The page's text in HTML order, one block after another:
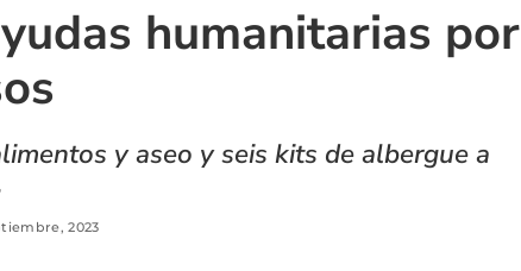
humanitarias por
y aseo y seis kits de albergue a
2023